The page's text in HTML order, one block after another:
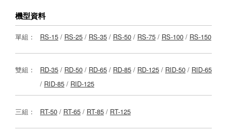
機型資料
單組： RS-15 / RS-25 / RS-35 / RS-50 / RS-75 / RS-100 / RS-150
雙組： RD-35 / RD-50 / RD-65 / RD-85 / RD-125 / RID-50 / RID-65
/ RID-85 / RID-125
三組： RT-50 / RT-65 / RT-85 / RT-125